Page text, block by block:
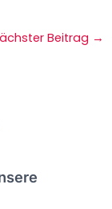
Beitrag →